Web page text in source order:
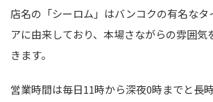
店名の「シーロム」はバンコクの有名なタ
アに由来しており、本場さながらの雰囲気
きます。
営業時間は毎日11時から深夜0時までと長